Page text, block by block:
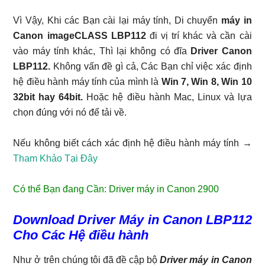
Vì Vậy, Khi các Bạn cài lại máy tính, Di chuyển máy in
Canon imageCLASS LBP112đi vị trí khác và cần cài
vào máy tính khác, Thì lại không có đĩa Driver Canon
LBP112. Không vấn đề gì cả, Các Bạn chỉ việc xác định
hệ điều hành máy tính của mình là Win 7, Win 8, Win 10
32bit hay 64bit. Hoặc hệ điều hành Mac, Linux và lựa
chọn đúng với nó để tải về.
Nếu không biết cách xác định hệ điều hành máy tính →
Tham Khảo Tại Đây
Có thể Bạn đang Cần: Driver máy in Canon 2900
Download Driver Máy in Canon LBP112
Cho Các Hệ điều hành
Như ở trên chúng tôi đã đề cập bộDriver máy in Canon